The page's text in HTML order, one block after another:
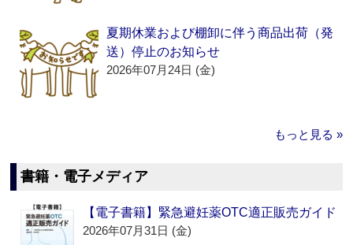
夏期休業および棚卸に伴う商品出荷（発
送）停止のお知らせ
2026年07月24日 (金)
もっと見る »
書籍・電子メディア
【電子書籍】緊急避妊薬OTC適正販売ガイド
2026年07月31日 (金)